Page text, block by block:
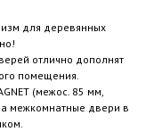
для деревянных
отлично дополнят
помещения.
(межос. 85 мм,
межкомнатные двери в